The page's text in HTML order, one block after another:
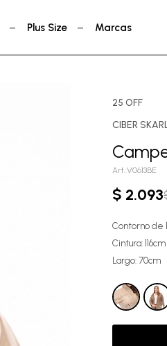
Plus Size Marcas
25 OFF
CIBER
V0613BE
$ 2.093
Contorno de
Cintura: 116cm
Largo: 70cm